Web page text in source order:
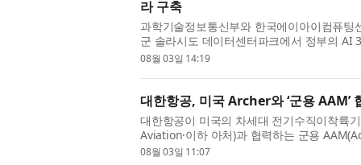
라 구축
과학기술정보통신부와 한국에이아이컴퓨팅
군 솔라시도 데이터센터파크에서 정부의 AI
젝트인 ‘국가 AI 컴퓨팅센터’ 착공식을 개...
08월 03일 14:19
대한항공, 미국 Archer와 ‘군용 AAM’
대한항공이 미국의 차세대 전기수직이착륙
Aviation·이하 아처)과 협력하는 군용
이 국내 방산업계의 주목을 받고 있다. 해...
08월 03일 11:07